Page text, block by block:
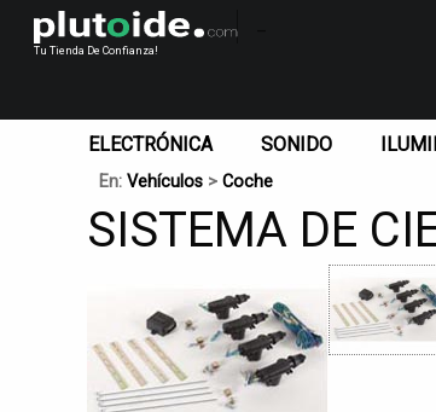
Tu Tienda De Confianza!
ELECTRÓNICA SONIDO
En: Vehículos > Coche
SISTEMA DE